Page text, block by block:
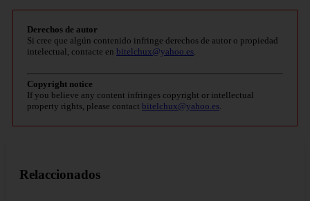
Derechos de autor
Si cree que algún contenido infringe derechos de autor o propiedad
intelectual, contacte en bitelchux@yahoo.es.
Copyright notice
If you believe any content infringes copyright or intellectual
property rights, please contact bitelchux@yahoo.es.
Relaccionados